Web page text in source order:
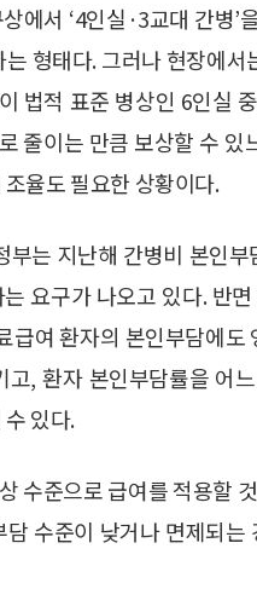
에서 ‘4인실·3교대 간병’
형태다. 그러나 현장에
법적 표준 병상인 6인실
줄이는 만큼 보상할 수 있
율도 필요한 상황이다.
부는 지난해 간병비 본인
요구가 나오고 있다. 반
급여 환자의 본인부담에도
, 환자 본인부담률을 어
있다.
수준으로 급여를 적용할
수준이 낮거나 면제되